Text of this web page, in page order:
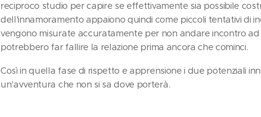
reciproco studio per capire se effettivamente sia possibile
dell'innamoramento appaiono quindi come piccoli tentativi di
vengono misurate accuratamente per non andare incontro
potrebbero far fallire la relazione prima ancora che cominci.
Così in quella fase di rispetto e apprensione i due potenziali
un'avventura che non si sa dove porterà.